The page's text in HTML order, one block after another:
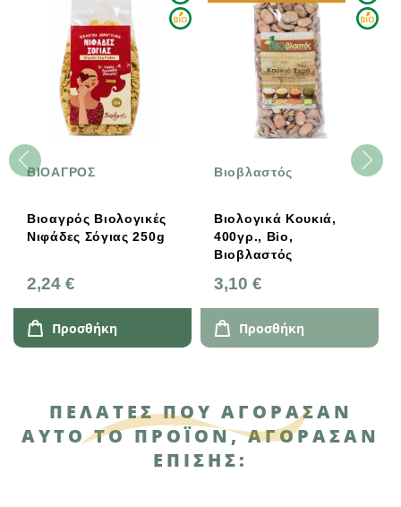
ΒΙΟΑΓΡΟΣ
Βιοαγρός Βιολογικές
Νιφάδες Σόγιας 250g
2,24 €
Προσθήκη
Βιοβλαστός
Βιολογικά Κουκιά,
400γρ., Bio,
Βιοβλαστός
3,10 €
Προσθήκη
ΠΕΛΆΤΕΣ ΠΟΥ ΑΓΌΡΑΣΑΝ
ΑΥΤΌ ΤΟ ΠΡΟΪΌΝ, ΑΓΌΡΑΣΑΝ
ΕΠΊΣΗΣ: